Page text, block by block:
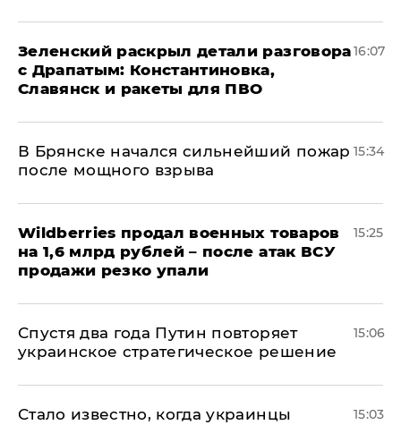
​Зеленский раскрыл детали разговора
с Драпатым: Константиновка,
Славянск и ракеты для ПВО
16:07
В Брянске начался сильнейший пожар
после мощного взрыва
15:34
​Wildberries продал военных товаров
на 1,6 млрд рублей – после атак ВСУ
продажи резко упали
15:25
Спустя два года Путин повторяет
украинское стратегическое решение
15:06
Стало известно, когда украинцы
15:03